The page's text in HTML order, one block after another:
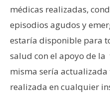
médicas realizadas,
episodios agudos y
estaría disponible para
salud con el apoyo de la
misma sería
realizada en cualquier